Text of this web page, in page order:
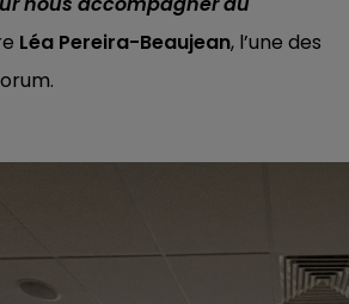
Léa Pereira-Beaujean, l’une des